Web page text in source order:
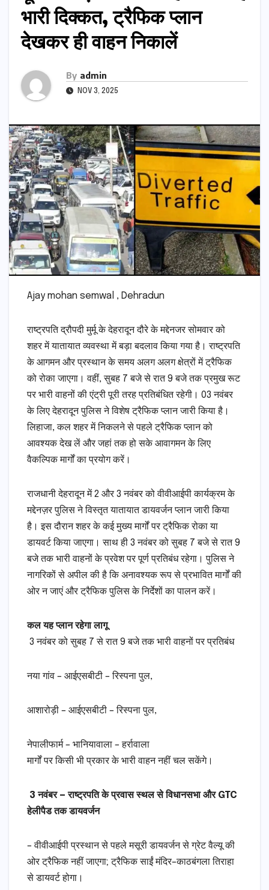
भारी दिक्कत, ट्रैफिक प्लान
देखकर ही वाहन निकालें
By admin
NOV 3, 2025
Ajay mohan semwal , Dehradun
राष्ट्रपति द्रौपदी मुर्मू के देहरादून दौरे के मद्देनजर सोमवार को
शहर में यातायात व्यवस्था में बड़ा बदलाव किया गया है। राष्ट्रपति
के आगमन और प्रस्थान के समय अलग अलग क्षेत्रों में ट्रैफिक
को रोका जाएगा। वहीं, सुबह 7 बजे से रात 9 बजे तक प्रमुख रूट
पर भारी वाहनों की एंट्री पूरी तरह प्रतिबंधित रहेगी। 03 नवंबर
के लिए देहरादून पुलिस ने विशेष ट्रैफिक प्लान जारी किया है।
लिहाजा, कल शहर में निकलने से पहले ट्रैफिक प्लान को
आवश्यक देख लें और जहां तक हो सके आवागमन के लिए
वैकल्पिक मार्गों का प्रयोग करें।
राजधानी देहरादून में 2 और 3 नवंबर को वीवीआईपी कार्यक्रम के
मद्देनज़र पुलिस ने विस्तृत यातायात डायवर्जन प्लान जारी किया
है। इस दौरान शहर के कई मुख्य मार्गों पर ट्रैफिक रोका या
डायवर्ट किया जाएगा। साथ ही 3 नवंबर को सुबह 7 बजे से रात 9
बजे तक भारी वाहनों के प्रवेश पर पूर्ण प्रतिबंध रहेगा। पुलिस ने
नागरिकों से अपील की है कि अनावश्यक रूप से प्रभावित मार्गों की
ओर न जाएं और ट्रैफिक पुलिस के निर्देशों का पालन करें।
कल यह प्लान रहेगा लागू
3 नवंबर को सुबह 7 से रात 9 बजे तक भारी वाहनों पर प्रतिबंध
नया गांव – आईएसबीटी – रिस्पना पुल,
आशारोड़ी – आईएसबीटी – रिस्पना पुल,
नेपालीफार्म – भानियावाला – हर्रावाला
मार्गों पर किसी भी प्रकार के भारी वाहन नहीं चल सकेंगे।
3 नवंबर — राष्ट्रपति के प्रवास स्थल से विधानसभा और GTC
हेलीपैड तक डायवर्जन
– वीवीआईपी प्रस्थान से पहले मसूरी डायवर्जन से ग्रेट वैल्यू की
ओर ट्रैफिक नहीं जाएगा; ट्रैफिक साईं मंदिर–काठबंगला तिराहा
से डायवर्ट होगा।